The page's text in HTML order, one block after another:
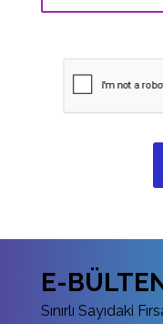
E-
Sınırlı Sayıdaki